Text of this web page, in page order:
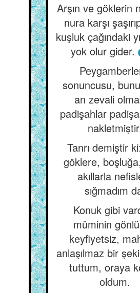
Arşın ve göklerin
nura karşı
kuşluk çağındaki
yok olur gider.
sonuncusu,
an zevali
padişahlar
Tanrı demiştir
göklere,
akıllarla
sığmadım
Konuk gibi
müminin
keyfiyetsiz,
anlaşılmaz bir
tuttum, oraya
oldum.